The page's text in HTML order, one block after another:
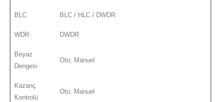
BLC BLC / HLC / DWDR
WDR DWDR
Beyaz
Dengesi
Oto; Manuel
Kazanç
Kontrolü
Oto; Manuel